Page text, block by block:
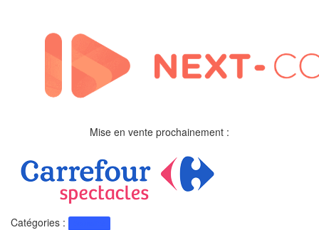
Mise en vente prochainement :
Catégories :